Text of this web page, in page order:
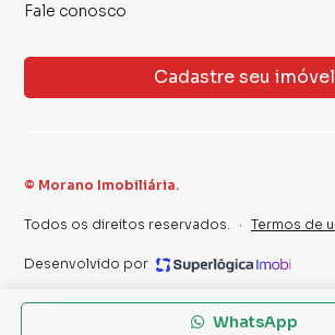
WhatsApp
Fale conosco
Cadastre seu imóvel
© Morano Imobiliária.
Todos os direitos reservados. · Termos de
Desenvolvido por